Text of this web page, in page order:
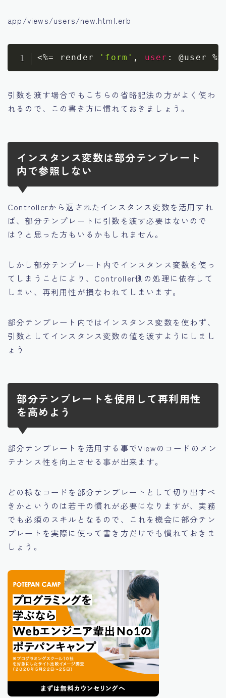
app/views/users/new.html.erb
<%= render 'form' , user : @user %>
引数を渡す場合でもこちらの省略記法の方がよく使わ
れるので、この書き方に慣れておきましょう。
インスタンス変数は部分テンプレート
内で参照しない
Controllerから返されたインスタンス変数を活用すれ
ば、部分テンプレートに引数を渡す必要はないので
は？と思った方もいるかもしれません。
しかし部分テンプレート内でインスタンス変数を使っ
てしまうことにより、Controller側の処理に依存して
しまい、再利用性が損なわれてしまいます。
部分テンプレート内ではインスタンス変数を使わず、
引数としてインスタンス変数の値を渡すようにしまし
ょう
部分テンプレートを使用して再利用性
を高めよう
部分テンプレートを活用する事でViewのコードのメン
テナンス性を向上させる事が出来ます。
どの様なコードを部分テンプレートとして切り出すべ
きかというのは若干の慣れが必要になりますが、実務
でも必須のスキルとなるので、これを機会に部分テン
プレートを実際に使って書き方だけでも慣れておきま
しょう。